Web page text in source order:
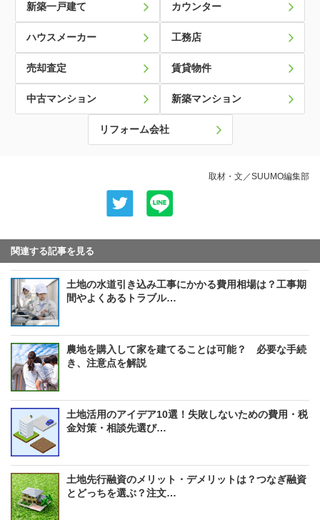
新築一戸建て カウンター
ハウスメーカー 工務店
売却査定 賃貸物件
中古マンション 新築マンション
リフォーム会社
取材・文／SUUMO編集部
関連する記事を見る
土地の水道引き込み工事にかかる費用相場は？工事期
間やよくあるトラブル…
農地を購入して家を建てることは可能？ 必要な手続
き、注意点を解説
土地活用のアイデア10選！失敗しないための費用・税
金対策・相談先選び…
土地先行融資のメリット・デメリットは？つなぎ融資
とどっちを選ぶ？注文…